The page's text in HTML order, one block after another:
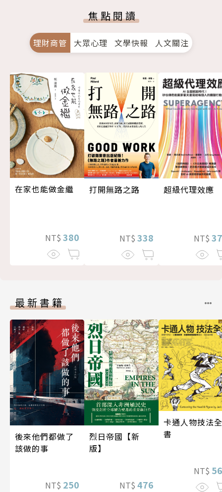
焦點閱讀
理財商管 大眾心理 文學快報 人文關注
在家也能做金繼
NT$ 380
打開無路之路
NT$ 338
超級代理效應
NT$
最新書籍
後來他們都做了
該做的事
NT$ 250
烈日帝國【新
版】
NT$ 476
卡通人物技法全
書
NT$